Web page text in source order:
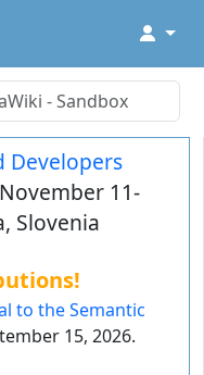
↓
Developers
11-
Slovenia
to the Semantic
15, 2026.